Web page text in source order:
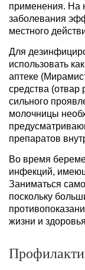
применения. На
заболевания
местного
Для
использовать
аптеке
средства
сильного
молочницы
препаратов
Во время
инфекций,
Заниматься
поскольку
жизни и